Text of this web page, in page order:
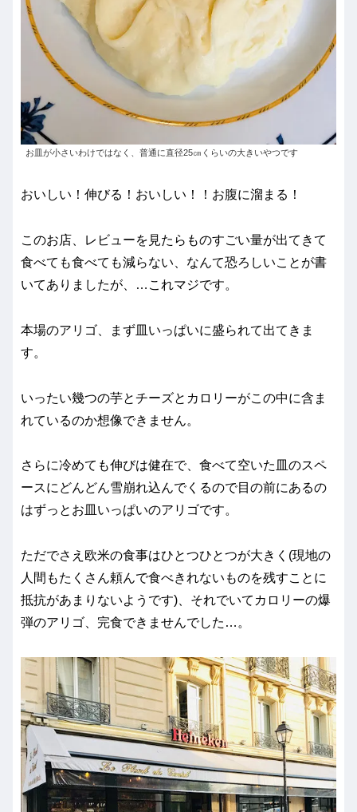
お皿が小さいわけではなく、普通に直径25㎝くらいの大きいやつです
おいしい！伸びる！おいしい！！お腹に溜まる！
このお店、レビューを見たらものすごい量が出てきて
食べても食べても減らない、なんて恐ろしいことが書
いてありましたが、…これマジです。
本場のアリゴ、まず皿いっぱいに盛られて出てきま
す。
いったい幾つの芋とチーズとカロリーがこの中に含ま
れているのか想像できません。
さらに冷めても伸びは健在で、食べて空いた皿のスペ
ースにどんどん雪崩れ込んでくるので目の前にあるの
はずっとお皿いっぱいのアリゴです。
ただでさえ欧米の食事はひとつひとつが大きく(現地の
人間もたくさん頼んで食べきれないものを残すことに
抵抗があまりないようです)、それでいてカロリーの爆
弾のアリゴ、完食できませんでした…。